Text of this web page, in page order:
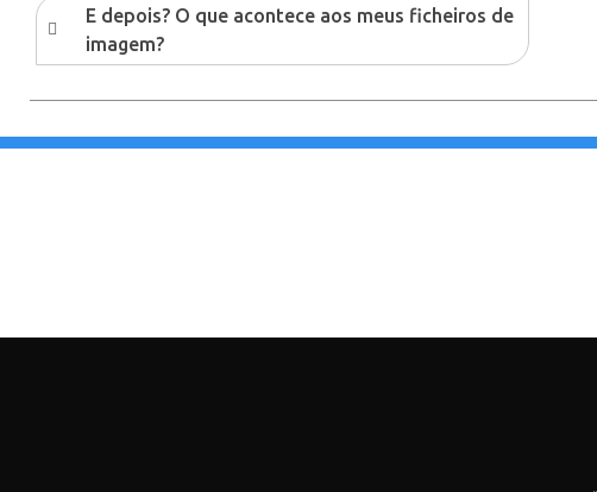
E depois? O que acontece aos meus ficheiros de
imagem?